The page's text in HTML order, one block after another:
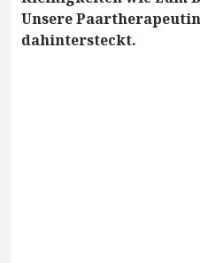
Unsere
dahintersteckt.